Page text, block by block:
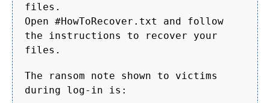
files.
Open #HowToRecover.txt and follow
the instructions to recover your
files.
The ransom note shown to victims
during log-in is: